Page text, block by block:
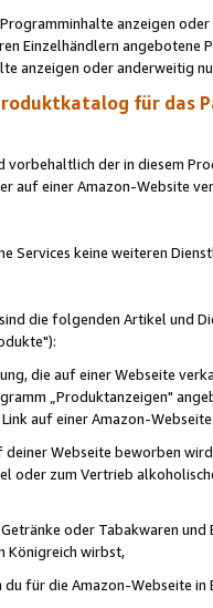
anzeigen
Einzelhändlern
anzeigen oder anderweitig
für das
vorbehaltlich der in diesem
auf einer Amazon-Website
Services keine weiteren
die folgenden Artikel und
die auf einer Webseite
„Produktanzeigen"
auf einer Amazon-
Webseite beworben
oder zum Vertrieb
oder Tabakwaren
Königreich wirbst,
für die Amazon-Webseite in